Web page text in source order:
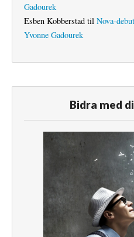
Gadourek
Esben Kobberstad til Nova-
Yvonne Gadourek
Bidra med